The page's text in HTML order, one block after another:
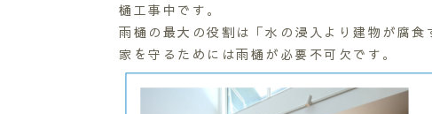
樋工事中です。
雨樋の最大の役割は「水の浸入より建物が腐食
家を守るためには雨樋が必要不可欠です。